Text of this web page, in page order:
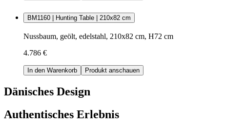
BM1160 | Hunting Table | 210x82 cm
Nussbaum, geölt, edelstahl, 210x82 cm, H72 cm
4.786 €
In den Warenkorb Produkt anschauen
Dänisches Design
Authentisches Erlebnis